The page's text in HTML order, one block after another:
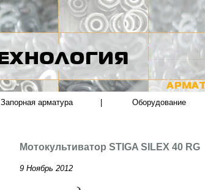
Запорная арматура Оборудование
Мотокультиватор STIGA SILEX 40 RG
9 Ноябрь 2012